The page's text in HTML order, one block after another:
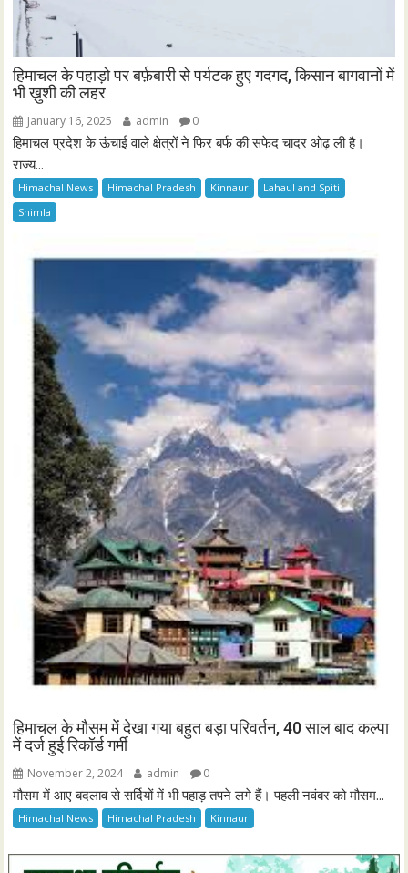
हिमाचल के पहाड़ो पर बर्फ़बारी से पर्यटक हुए गदगद, किसान बागवानों में
भी ख़ुशी की लहर
January 16, 2025 admin 0
हिमाचल प्रदेश के ऊंचाई वाले क्षेत्रों ने फिर बर्फ की सफेद चादर ओढ़ ली है।
राज्य...
Himachal News Himachal Pradesh Kinnaur
Lahaul and Spiti
Shimla
हिमाचल के मौसम में देखा गया बहुत बड़ा परिवर्तन, 40 साल बाद कल्पा
में दर्ज हुई रिकॉर्ड गर्मी
November 2, 2024 admin 0
मौसम में आए बदलाव से सर्दियों में भी पहाड़ तपने लगे हैं। पहली नवंबर को मौसम...
Himachal News Himachal Pradesh Kinnaur